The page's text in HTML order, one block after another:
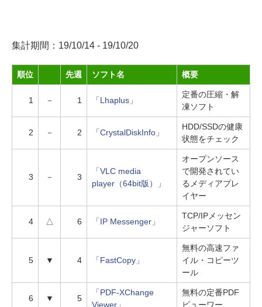
集計期間：19/10/14 - 19/10/20
順位 先週 ソフト名 概要
1 － 1 「Lhaplus」
定番の圧縮・解
凍ソフト
2 － 2 「CrystalDiskInfo」
HDD/SSDの健康
状態をチェック
3 － 3
「VLC media
player（64bit版）」
オープンソース
で開発されてい
るメディアプレ
イヤー
4 △ 6 「IP Messenger」
TCP/IPメッセン
ジャーソフト
5 ▼ 4 「FastCopy」
無料の高速ファ
イル・コピーツ
ール
6 ▼ 5
「PDF-XChange
Viewer」
無料の定番PDF
ビューワー